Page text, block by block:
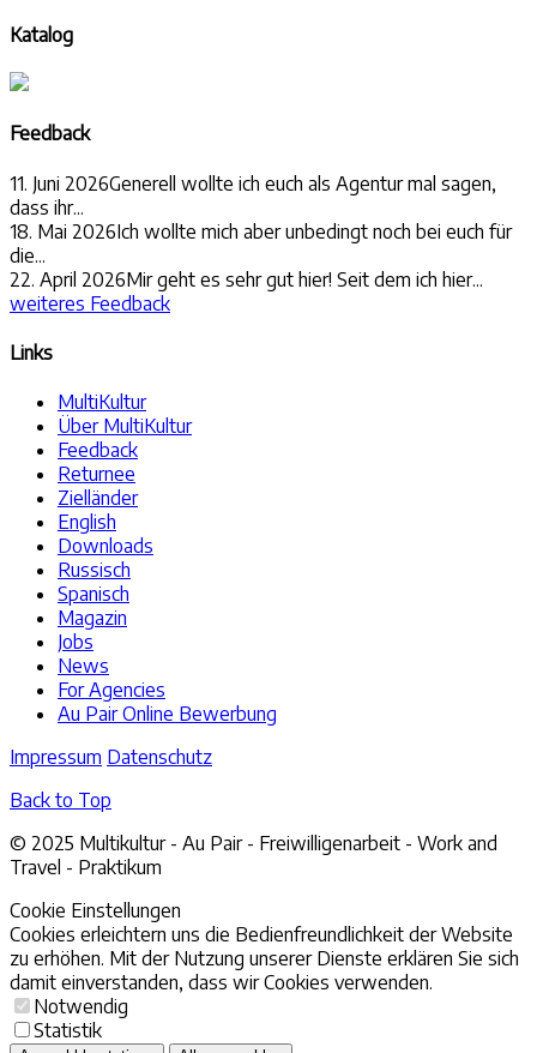
Katalog
Feedback
11. Juni 2026Generell wollte ich euch als Agentur mal sagen,
dass ihr...
18. Mai 2026Ich wollte mich aber unbedingt noch bei euch für
die...
22. April 2026Mir geht es sehr gut hier! Seit dem ich hier...
weiteres Feedback
Links
MultiKultur
Über MultiKultur
Feedback
Returnee
Zielländer
English
Downloads
Russisch
Spanisch
Magazin
Jobs
News
For Agencies
Au Pair Online Bewerbung
Impressum Datenschutz
Back to Top
© 2025 Multikultur - Au Pair - Freiwilligenarbeit - Work and
Travel - Praktikum
Cookie Einstellungen
Cookies erleichtern uns die Bedienfreundlichkeit der Website
zu erhöhen. Mit der Nutzung unserer Dienste erklären Sie sich
damit einverstanden, dass wir Cookies verwenden.
Notwendig
Statistik